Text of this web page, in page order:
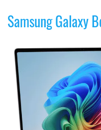
Samsung Galaxy